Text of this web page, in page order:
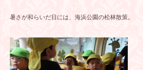
暑さが和らいだ日には、海浜公園の松林散策。